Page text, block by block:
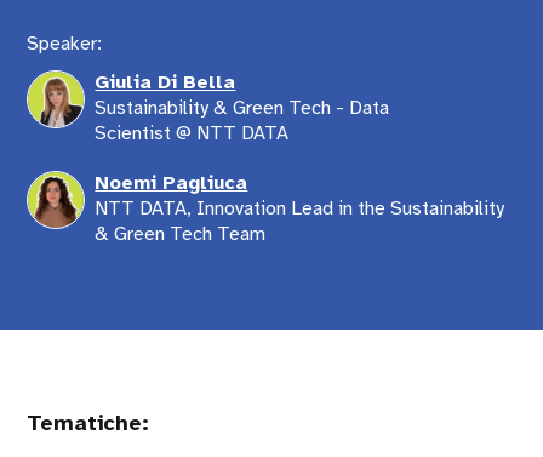
Speaker:
Giulia Di Bella
Sustainability & Green Tech - Data
Scientist @ NTT DATA
Noemi Pagliuca
NTT DATA, Innovation Lead in the Sustainability
& Green Tech Team
Tematiche: